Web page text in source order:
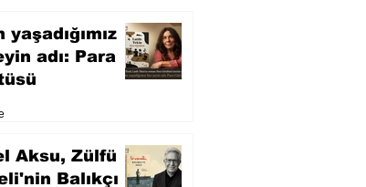
yaşadığımız
adı: Para
Aksu, Zülfü
Balıkçı